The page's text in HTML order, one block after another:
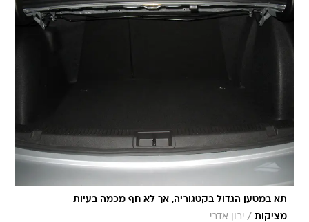
תא במטען הגדול בקטגוריה, אך לא חף מכמה בעיות
מציקות / ירון אדרי